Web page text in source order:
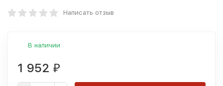
Написать отзыв
В наличии
1 952 ₽